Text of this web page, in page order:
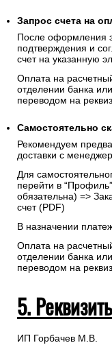
Запрос счета на
После оформления
подтверждения и
счет на указанную
Оплата на
отделении банка
переводом на
Самостоятельно
Рекомендуем
доставки с
Для
перейти в
обязательна) =>
счет (PDF)
В назначении
Оплата на
отделении банка
переводом на
5.
ИП Горбачев М.В.